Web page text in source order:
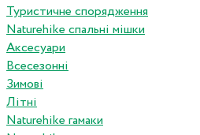
Туристичне спорядження
Naturehike спальні мішки
Аксесуари
Всесезонні
Зимові
Літні
Naturehike гамаки